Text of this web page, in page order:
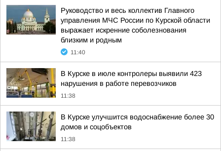
Руководство и весь коллектив Главного
управления МЧС России по Курской области
выражает искренние соболезнования
близким и родным
11:40
В Курске в июле контролеры выявили 423
нарушения в работе перевозчиков
11:38
В Курске улучшится водоснабжение более 30
домов и соцобъектов
11:38